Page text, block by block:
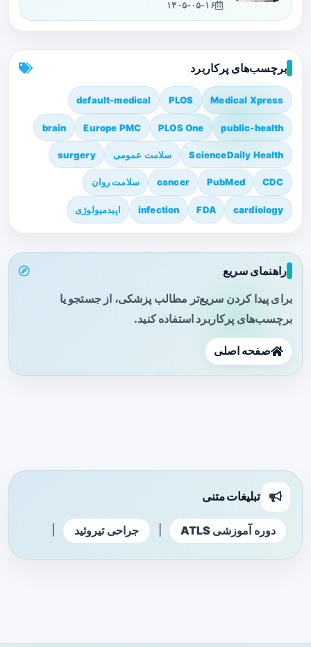
۱۴۰۵-۰۵-۱۶
برچسب‌های پرکاربرد
Medical Xpress
PLOS
default-medical
public-health
PLOS One
Europe PMC
brain
ScienceDaily Health سلامت عمومی surgery
CDC
PubMed
cancer سلامت روان
cardiology
FDA
infection اپیدمیولوژی
راهنمای سریع
برای پیدا کردن سریع‌تر مطالب پزشکی، از جستجو یا
برچسب‌های پرکاربرد استفاده کنید.
صفحه اصلی
تبلیغات متنی
دوره آموزشی ATLS جراحی تیروئید